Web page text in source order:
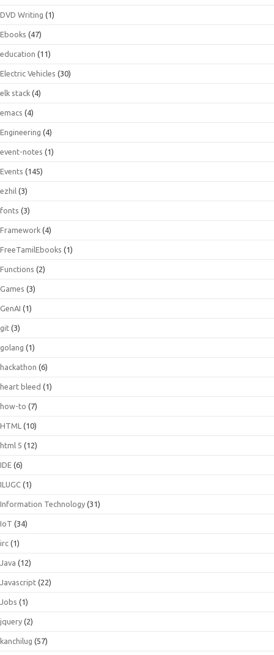
DVD Writing (1)
Ebooks (47)
education (11)
Electric Vehicles (30)
elk stack (4)
emacs (4)
Engineering (4)
event-notes (1)
Events (145)
ezhil (3)
fonts (3)
Framework (4)
FreeTamilEbooks (1)
Functions (2)
Games (3)
GenAI (1)
git (3)
golang (1)
hackathon (6)
heart bleed (1)
how-to (7)
HTML (10)
html 5 (12)
IDE (6)
ILUGC (1)
Information Technology (31)
IoT (34)
irc (1)
Java (12)
Javascript (22)
Jobs (1)
jquery (2)
kanchilug (57)